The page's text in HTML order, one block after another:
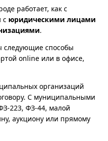
работает, как с
с юридическими лицами
.
следующие способы
online или в офисе,
организаций
С муниципальными
223, ФЗ-44, малой
аукциону или прямому